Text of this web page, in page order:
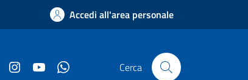
Accedi all'area personale
Facebook InstagramYouTube Cerca